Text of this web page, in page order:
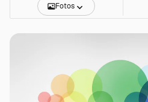
Fotos